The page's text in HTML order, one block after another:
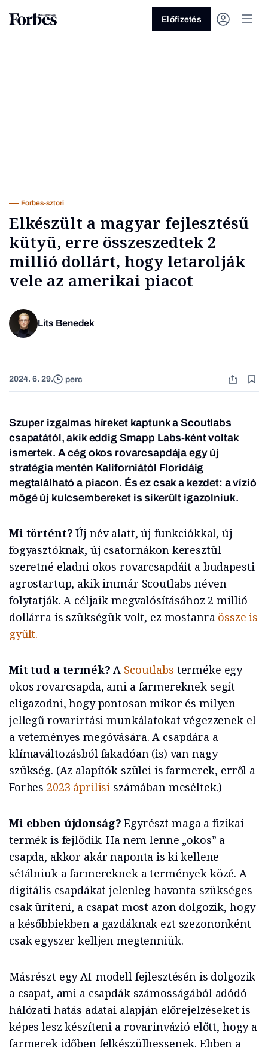
Üzlet
Előfizetés
Forbes-sztori
Elkészült a magyar fejlesztésű
kütyü, erre összeszedtek 2
millió dollárt, hogy letarolják
vele az amerikai piacot
Lits Benedek
2024. 6. 29. perc
Szuper izgalmas híreket kaptunk a Scoutlabs
csapatától, akik eddig Smapp Labs-ként voltak
ismertek. A cég okos rovarcsapdája egy új
stratégia mentén Kaliforniától Floridáig
megtalálható a piacon. És ez csak a kezdet: a vízió
mögé új kulcsembereket is sikerült igazolniuk.
Mi történt?Új név alatt, új funkciókkal, új
fogyasztóknak, új csatornákon keresztül
szeretné eladni okos rovarcsapdáit a budapesti
agrostartup, akik immár Scoutlabs néven
folytatják. A céljaik megvalósításához 2 millió
dollárra is szükségük volt, ez mostanra össze is
gyűlt.
Mit tud a termék?A Scoutlabs terméke egy
okos rovarcsapda, ami a farmereknek segít
eligazodni, hogy pontosan mikor és milyen
jellegű rovarirtási munkálatokat végezzenek el
a veteményes megóvására. A csapdára a
klímaváltozásból fakadóan (is) van nagy
szükség. (Az alapítók szülei is farmerek, erről a
Forbes 2023 áprilisi számában meséltek.)
Mi ebben újdonság?Egyrészt maga a fizikai
termék is fejlődik. Ha nem lenne „okos” a
csapda, akkor akár naponta is ki kellene
sétálniuk a farmereknek a termények közé. A
digitális csapdákat jelenleg havonta szükséges
csak üríteni, a csapat most azon dolgozik, hogy
a későbbiekben a gazdáknak ezt szezononként
csak egyszer kelljen megtenniük.
Másrészt egy AI-modell fejlesztésén is dolgozik
a csapat, ami a csapdák számosságából adódó
hálózati hatás adatai alapján előrejelzéseket is
képes lesz készíteni a rovarinvázió előtt, hogy a
farmerek időben felkészülhessenek. Ebben a